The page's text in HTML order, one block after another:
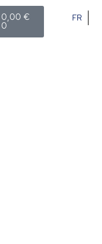
0,00 €
0
Panier
FR